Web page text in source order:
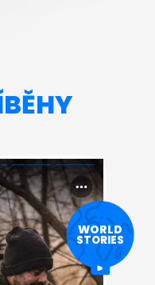
WORLD
STORIES